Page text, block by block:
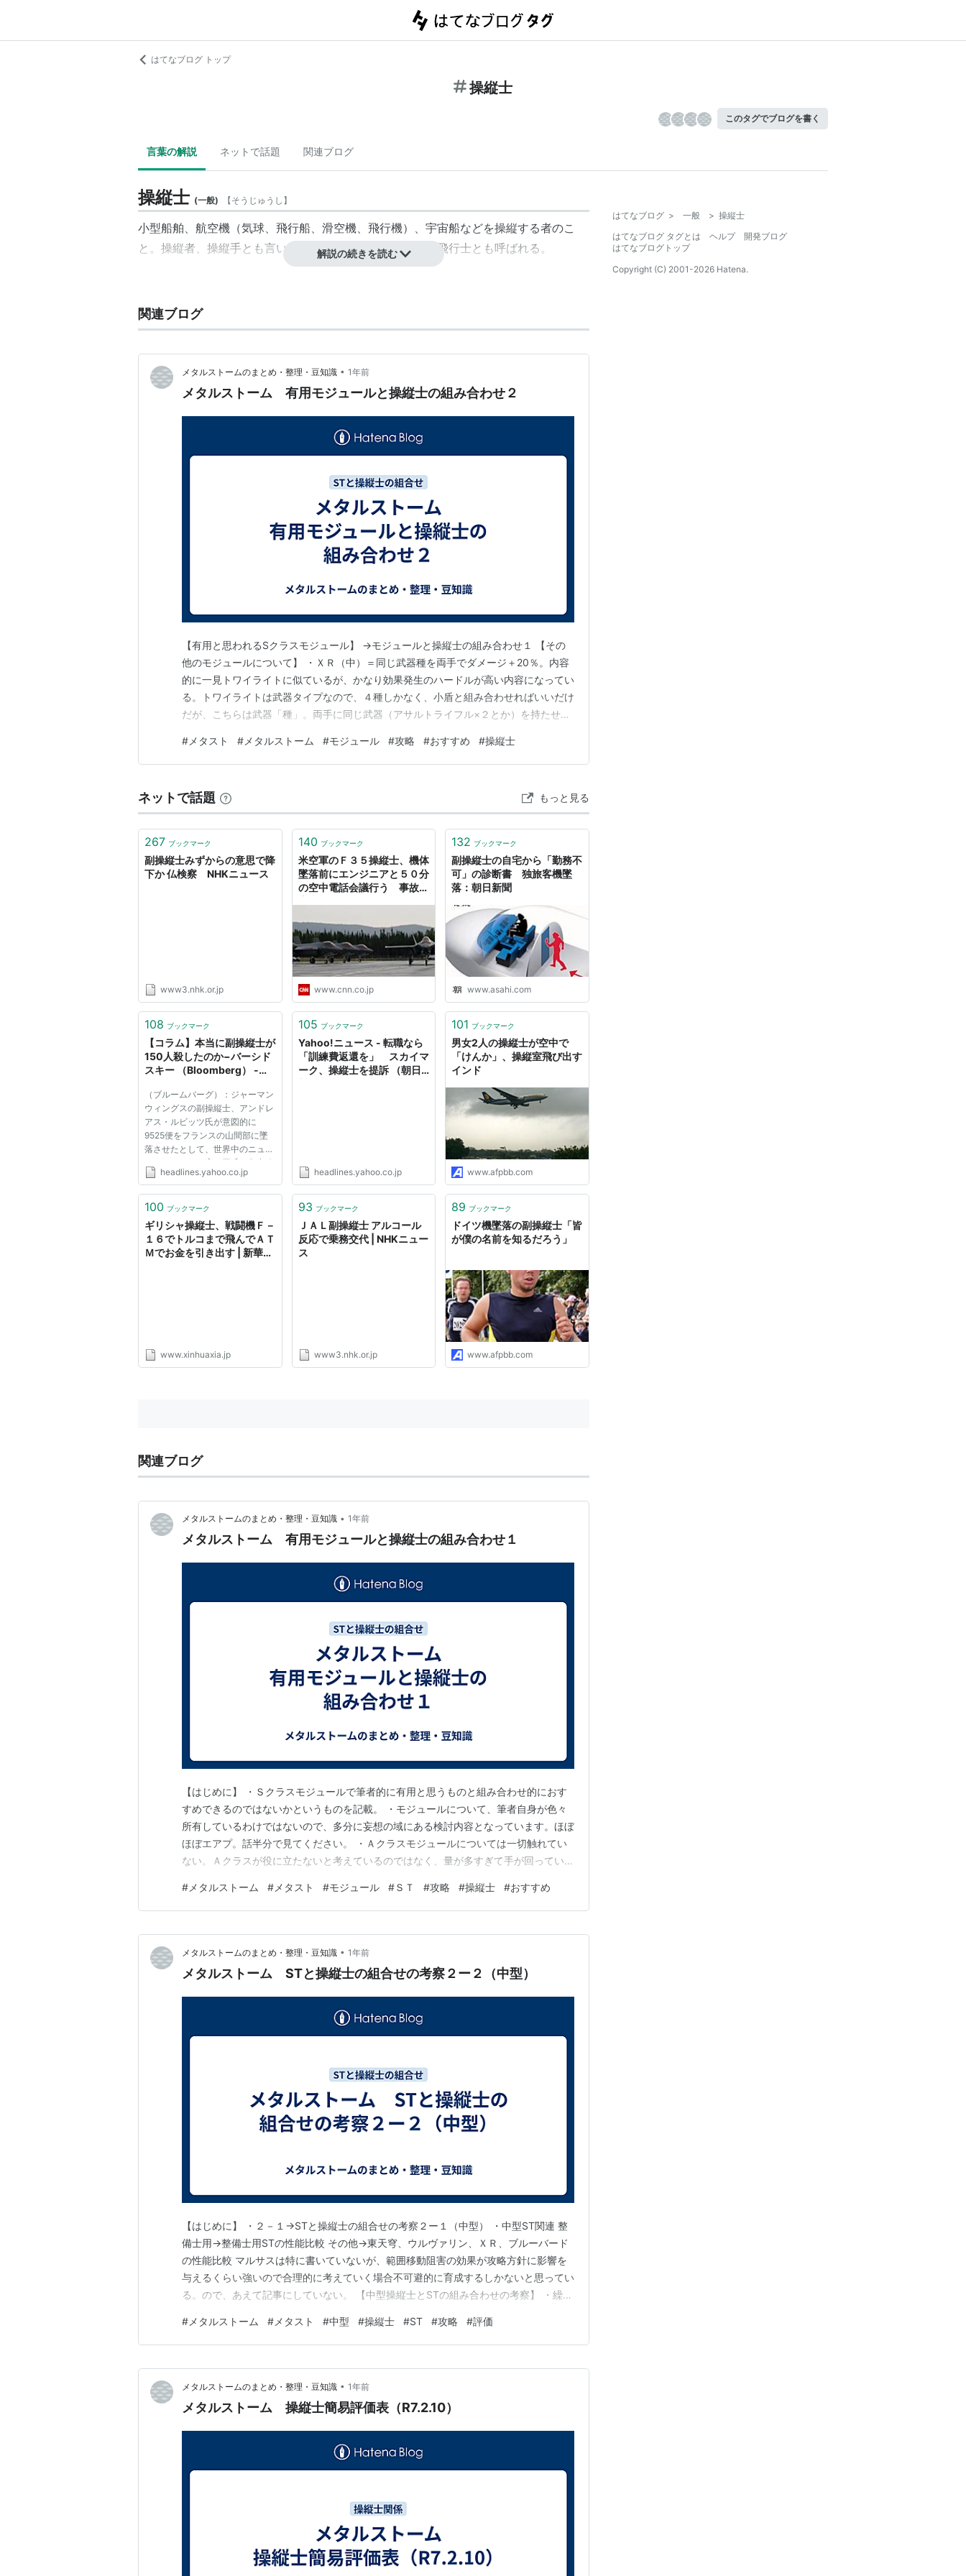
はてなブログ トップ
操縦士
このタグでブログを書く
言葉の解説 ネットで話題 関連ブログ
操縦士 (一般) 【そうじゅうし 】
小型船舶、 航空機 （気球、 飛行船、 滑空機、 飛行機）、 宇宙船などを操縦する者のこ
と。 操縦者、 操縦手とも言い、飛行する乗り物の操縦士は 飛行士 とも呼ばれる。
解説の続きを読む
関連ブログ
メタルストームのまとめ・整理・豆知識 • 1年前
メタルストーム 有用モジュールと操縦士の組み合わせ２
【有用と思われるSクラスモジュール】 →モジュールと操縦士の組み合わせ１ 【その
他のモジュールについて】 ・ＸＲ（中）＝同じ武器種を両手でダメージ＋20％。内容
的に一見トワイライトに似ているが、かなり効果発生のハードルが高い内容になってい
る。トワイライトは武器タイプなので、４種しかなく、小盾と組み合わせればいいだけ
だが、こちらは武器「種」。両手に同じ武器（アサルトライフル×２とか）を持たせな
だが、その土台作りが大変で地味に使いにくい。筆者の編成ではXRモジュールに適応
できる装備の操縦士はローズとホアンしかいない。その…
# メタスト # メタルストーム #モジュール #攻略 #おすすめ #操縦士
ネットで話題 もっと見る
267 ブックマーク
副操縦士みずからの意思で降
下か 仏検察 NHKニュース
www3.nhk.or.jp
140 ブックマーク
米空軍のＦ３５操縦士、機体
墜落前にエンジニアと５０分
の空中電話会議行う 事故報
www.cnn.co.jp
132 ブックマーク
副操縦士の自宅から「勤務不
可」の診断書 独旅客機墜
落：朝日新聞
www.asahi.com
108 ブックマーク
【コラム】本当に副操縦士が
150人殺したのか−バーシド
スキー （Bloomberg） -
（ブルームバーグ）：ジャーマン
ウィングスの副操縦士、アンドレ
アス・ルビッツ氏が意図的に
9525便をフランスの山間部に墜
落させたとして、世界中のニュー
スメディアが一斉に同氏を集中攻
撃している。 「アンドレアス・
ロット」とドイツの大衆紙ビルト
縦室...
headlines.yahoo.co.jp
105 ブックマーク
Yahoo!ニュース - 転職なら
「訓練費返還を」 スカイマ
ーク、操縦士を提訴 （朝日
headlines.yahoo.co.jp
101 ブックマーク
男女2人の操縦士が空中で
「けんか」、操縦室飛び出す
インド
www.afpbb.com
100 ブックマーク
ギリシャ操縦士、戦闘機Ｆ－
１６でトルコまで飛んでＡＴ
Ｍでお金を引き出す | 新華ニ
www.xinhuaxia.jp
93 ブックマーク
ＪＡＬ副操縦士 アルコール
反応で乗務交代 | NHKニュー
ス
www3.nhk.or.jp
89 ブックマーク
ドイツ機墜落の副操縦士「皆
が僕の名前を知るだろう」
www.afpbb.com
関連ブログ
メタルストームのまとめ・整理・豆知識 • 1年前
メタルストーム 有用モジュールと操縦士の組み合わせ１
【はじめに】 ・Ｓクラスモジュールで筆者的に有用と思うものと組み合わせ的におす
すめできるのではないかというものを記載。 ・モジュールについて、筆者自身が色々
所有しているわけではないので、多分に妄想の域にある検討内容となっています。ほぼ
ほぼエアプ。話半分で見てください。 ・Ａクラスモジュールについては一切触れてい
ない。Ａクラスが役に立たないと考えているのではなく、量が多すぎて手が回っていな
も、基本的にＳＴを解体した際に取得できるモジュールのみを対象に検討している。Ｓ
Ｔを解体した際に取得できるモジュールは、ＳＴごとに設定…
#メタルストーム #メタスト #モジュール #ＳＴ #攻略 #操縦士 #おすすめ
メタルストームのまとめ・整理・豆知識 • 1年前
メタルストーム STと操縦士の組合せの考察２ー２（中型）
【はじめに】 ・２－１→STと操縦士の組合せの考察２ー１（中型） ・中型ST関連 整
備士用→整備士用STの性能比較 その他→東天穹、ウルヴァリン、ＸＲ、ブルーバード
の性能比較 マルサスは特に書いていないが、範囲移動阻害の効果が攻略方針に影響を
与えるくらい強いので合理的に考えていく場合不可避的に育成するしかないと思ってい
る。ので、あえて記事にしていない。 【中型操縦士とSTの組み合わせの考察】 ・繰り
どれほど優秀でも整備士３人を編成しても攻略が大変になるばかりでまったくメリット
がないことは明らか。適正な配分がいる。 S…
# メタルストーム # メタスト #中型 #操縦士 #ST #攻略 #評価
メタルストームのまとめ・整理・豆知識 • 1年前
メタルストーム 操縦士簡易評価表（R7.2.10）
はてなブログ > 一般 > 操縦士
はてなブログ タグとは
ヘルプ
開発ブログ
はてなブログトップ
Copyright (C) 2001-2026 Hatena.